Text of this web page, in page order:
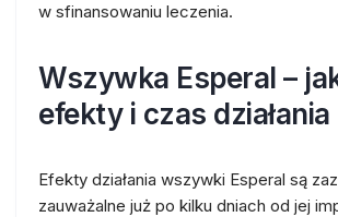
w sfinansowaniu leczenia.
Wszywka Esperal –
efekty i czas działania
Efekty działania wszywki Esperal są
zauważalne już po kilku dniach od jej